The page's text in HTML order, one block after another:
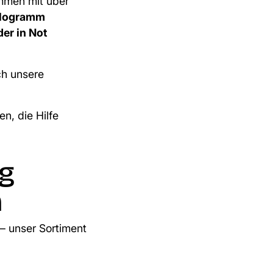
in Not
unsere
die Hilfe
unser Sortiment